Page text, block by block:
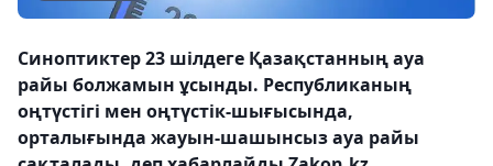
Синоптиктер 23 шілдеге Қазақстанның ауа
райы болжамын ұсынды. Республиканың
оңтүстігі мен оңтүстік-шығысында,
орталығында жауын-шашынсыз ауа райы